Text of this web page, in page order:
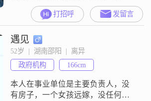
有责任当担，有经济基础的男士，
只要对方绝对忠诚，我定不离不
弃。非诚勿扰
打招呼 发留言
遇见
52岁  |  湖南邵阳  |  离异
政府机构
166cm
本人在事业单位是主要负责人，没
有房子，一个女孩远嫁，没任何负